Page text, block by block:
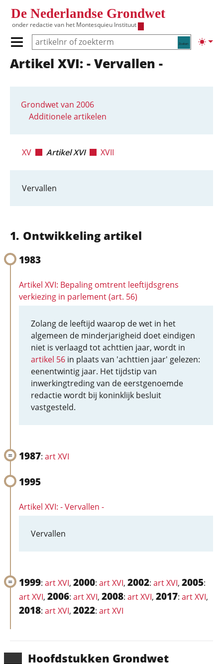
De Nederlandse Grondwet
onder redactie van het Montesquieu Instituut
Zoeken
Primair menu tonen/verbergen
Hoofdnavigatie
Hoofd­stukken Grondwet
Artikel XVI: - Vervallen -
Grondwet van 2006
Additionele artikelen
XV Artikel XVI XVII
Vervallen
Ontwikkeling artikel
1983
Artikel XVI: Bepaling omtrent leeftijdsgrens
verkiezing in parlement (art. 56)
Zolang de leeftijd waarop de wet in het
algemeen de minderjarigheid doet eindigen
niet is verlaagd tot achttien jaar, wordt in
artikel 56 in plaats van 'achttien jaar' gelezen:
eenentwintig jaar. Het tijdstip van
inwerkingtreding van de eerstgenoemde
redactie wordt bij koninklijk besluit
vastgesteld.
1987: art XVI
1995
Artikel XVI: - Vervallen -
Vervallen
1999: art XVI, 2000: art XVI, 2002: art XVI, 2005:
art XVI, 2006: art XVI, 2008: art XVI, 2017: art XVI,
2018: art XVI, 2022: art XVI